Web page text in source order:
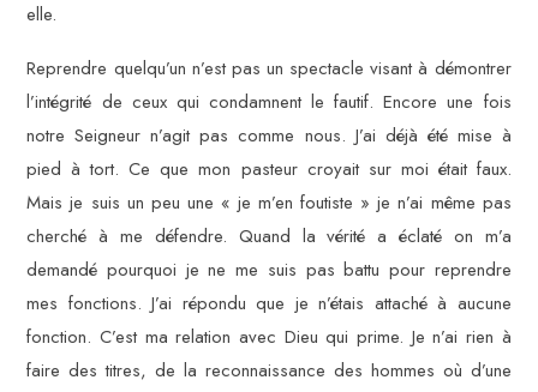
elle.
Reprendre quelqu’un n’est pas un spectacle visant à démontrer
l’intégrité de ceux qui condamnent le fautif. Encore une fois
notre Seigneur n’agit pas comme nous. J’ai déjà été mise à
pied à tort. Ce que mon pasteur croyait sur moi était faux.
Mais je suis un peu une « je m’en foutiste » je n’ai même pas
cherché à me défendre. Quand la vérité a éclaté on m’a
demandé pourquoi je ne me suis pas battu pour reprendre
mes fonctions. J’ai répondu que je n’étais attaché à aucune
fonction. C’est ma relation avec Dieu qui prime. Je n’ai rien à
faire des titres, de la reconnaissance des hommes où d’une